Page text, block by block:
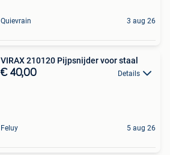
Quievrain 3 aug 26
VIRAX 210120 Pijpsnijder voor staal
€ 40,00 Details
Feluy 5 aug 26